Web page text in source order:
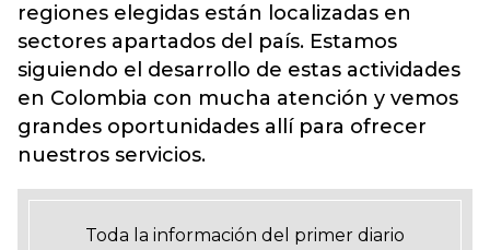
regiones elegidas están localizadas en
sectores apartados del país. Estamos
siguiendo el desarrollo de estas actividades
en Colombia con mucha atención y vemos
grandes oportunidades allí para ofrecer
nuestros servicios.
Toda la información del primer diario